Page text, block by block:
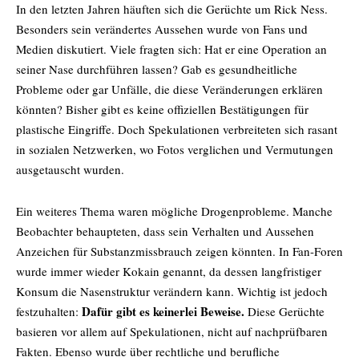
In den letzten Jahren häuften sich die Gerüchte um Rick Ness.
Besonders sein verändertes Aussehen wurde von Fans und
Medien diskutiert. Viele fragten sich: Hat er eine Operation an
seiner Nase durchführen lassen? Gab es gesundheitliche
Probleme oder gar Unfälle, die diese Veränderungen erklären
könnten? Bisher gibt es keine offiziellen Bestätigungen für
plastische Eingriffe. Doch Spekulationen verbreiteten sich rasant
in sozialen Netzwerken, wo Fotos verglichen und Vermutungen
ausgetauscht wurden.
Ein weiteres Thema waren mögliche Drogenprobleme. Manche
Beobachter behaupteten, dass sein Verhalten und Aussehen
Anzeichen für Substanzmissbrauch zeigen könnten. In Fan-Foren
wurde immer wieder Kokain genannt, da dessen langfristiger
Konsum die Nasenstruktur verändern kann. Wichtig ist jedoch
festzuhalten: Dafür gibt es keinerlei Beweise. Diese Gerüchte
basieren vor allem auf Spekulationen, nicht auf nachprüfbaren
Fakten. Ebenso wurde über rechtliche und berufliche